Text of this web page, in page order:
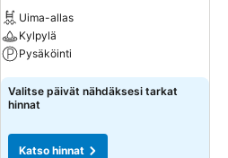
Uima-allas
Kylpylä
Pysäköinti
Katso hinnat
Valitse päivät nähdäksesi tarkat
hinnat
Katso hinnat